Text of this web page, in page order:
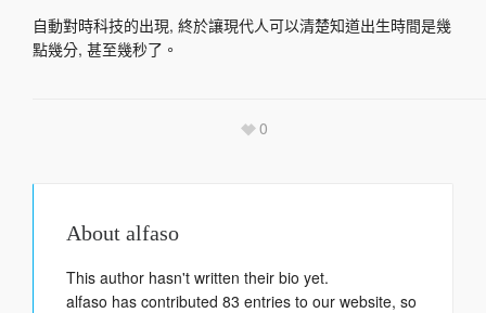
自動對時科技的出現, 終於讓現代人可以清楚知道出生時間是幾
點幾分, 甚至幾秒了。
0
About alfaso
This author hasn't written their bio yet.
alfaso has contributed 83 entries to our website, so